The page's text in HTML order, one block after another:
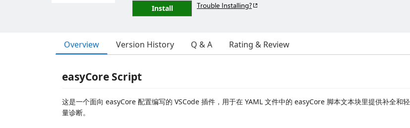
Install Trouble Installing?
Overview Version History Q & A Rating & Review
easyCore Script
这是一个面向 easyCore 配置编写的 VSCode 插件，用于在 YAML 文件中的 easyCore 脚本文本块里提供补全和轻
量诊断。